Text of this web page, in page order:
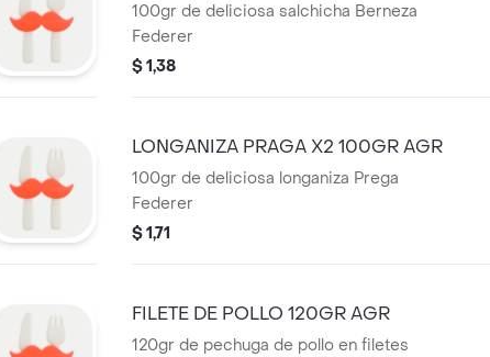
100gr de deliciosa salchicha Berneza
Federer
$ 1,38
LONGANIZA PRAGA X2 100GR AGR
100gr de deliciosa longaniza Prega
Federer
$ 1,71
FILETE DE POLLO 120GR AGR
120gr de pechuga de pollo en filetes